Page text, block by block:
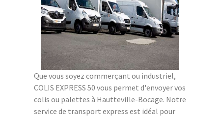
Que vous soyez commerçant ou industriel,
COLIS EXPRESS 50 vous permet d'envoyer vos
colis ou palettes à Hautteville-Bocage. Notre
service de transport express est idéal pour